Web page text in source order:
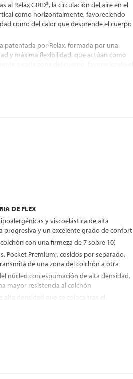
al Relax GRID®, la circulación del aire en el
como horizontalmente, favoreciendo
como del calor que desprende el cuerpo
patentada por Relax, formada por una
y máxima flexibilidad, que actúan como
de los durmientes
COLCHÓN, GRATIS
DE FLEX
y viscoelástica de alta
progresiva y un excelente grado de confort
con una firmeza de 7 sobre 10)
Pocket Premium;, cosidos por separado,
de una zona del colchón a otra
núcleo con espumación de alta densidad,
mayor resistencia al colchón
alta densidad que se coloca tras el